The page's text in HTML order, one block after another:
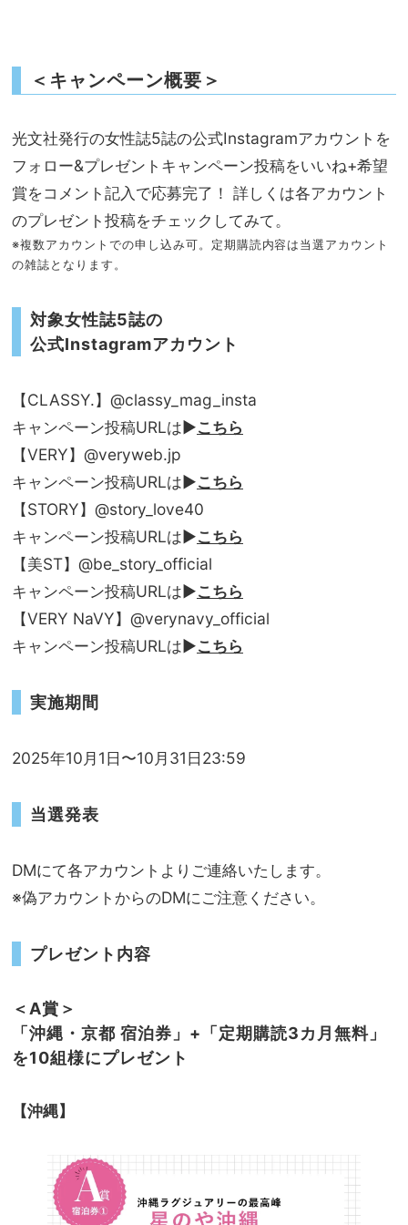
＜キャンペーン概要＞
光文社発行の女性誌5誌の公式Instagramアカウントを
フォロー&プレゼントキャンペーン投稿をいいね+希望
賞をコメント記入で応募完了！ 詳しくは各アカウント
のプレゼント投稿をチェックしてみて。
※複数アカウントでの申し込み可。定期購読内容は当選アカウント
の雑誌となります。
対象女性誌5誌の
公式Instagramアカウント
【CLASSY.】@classy_mag_insta
キャンペーン投稿URLは▶︎こちら
【VERY】@veryweb.jp
キャンペーン投稿URLは▶︎こちら
【STORY】@story_love40
キャンペーン投稿URLは▶︎こちら
【美ST】@be_story_official
キャンペーン投稿URLは▶︎こちら
【VERY NaVY】@verynavy_official
キャンペーン投稿URLは▶︎こちら
実施期間
2025年10月1日〜10月31日23:59
当選発表
DMにて各アカウントよりご連絡いたします。
※偽アカウントからのDMにご注意ください。
プレゼント内容
＜A賞＞
「沖縄・京都 宿泊券」+「定期購読3カ月無料」
を10組様にプレゼント
【沖縄】